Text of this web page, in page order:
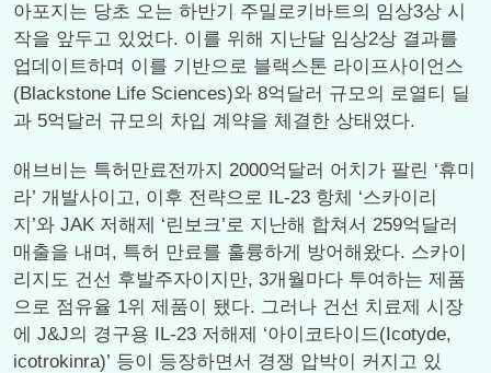
아포지는 당초 오는 하반기 주밀로키바트의 임상3상 시
작을 앞두고 있었다. 이를 위해 지난달 임상2상 결과를
업데이트하며 이를 기반으로 블랙스톤 라이프사이언스
(Blackstone Life Sciences)와 8억달러 규모의 로열티 딜
과 5억달러 규모의 차입 계약을 체결한 상태였다.
애브비는 특허만료전까지 2000억달러 어치가 팔린 ‘휴미
라’ 개발사이고, 이후 전략으로 IL-23 항체 ‘스카이리
지’와 JAK 저해제 ‘린보크’로 지난해 합쳐서 259억달러
매출을 내며, 특허 만료를 훌륭하게 방어해왔다. 스카이
리지도 건선 후발주자이지만, 3개월마다 투여하는 제품
으로 점유율 1위 제품이 됐다. 그러나 건선 치료제 시장
에 J&J의 경구용 IL-23 저해제 ‘아이코타이드(Icotyde,
icotrokinra)’ 등이 등장하면서 경쟁 압박이 커지고 있